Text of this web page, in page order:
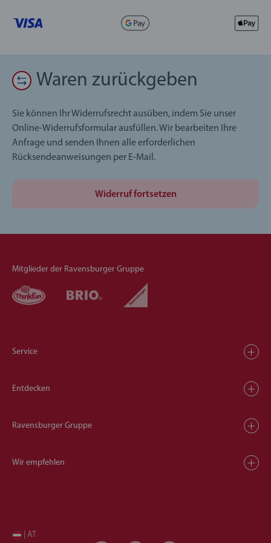
Waren zurückgeben
Sie können Ihr Widerrufsrecht ausüben, indem Sie unser
Online-Widerrufsformular ausfüllen. Wir bearbeiten Ihre
Anfrage und senden Ihnen alle erforderlichen
Rücksendeanweisungen per E-Mail.
Widerruf fortsetzen
Mitglieder der Ravensburger Gruppe
Service
Entdecken
Ravensburger Gruppe
Wir empfehlen
| AT